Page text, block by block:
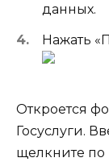
данных.
Нажать
Откроется
Госуслуги.
щелкните по